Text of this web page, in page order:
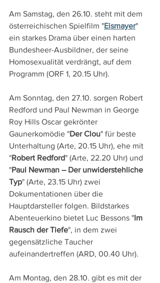
Am Samstag, den 26.10. steht mit dem
österreichischen Spielfilm "Eismayer"
ein starkes Drama über einen harten
Bundesheer-Ausbildner, der seine
Homosexualität verdrängt, auf dem
Programm (ORF 1, 20.15 Uhr).
Am Sonntag, den 27.10. sorgen Robert
Redford und Paul Newman in George
Roy Hills Oscar gekrönter
Gaunerkomödie "Der Clou" für beste
Unterhaltung (Arte, 20.15 Uhr), ehe mit
"Robert Redford" (Arte, 22.20 Uhr) und
"Paul Newman – Der unwiderstehliche
Typ" (Arte, 23.15 Uhr) zwei
Dokumentationen über die
Hauptdarsteller folgen. Bildstarkes
Abenteuerkino bietet Luc Bessons "Im
Rausch der Tiefe", in dem zwei
gegensätzliche Taucher
aufeinandertreffen (ARD, 00.40 Uhr).
Am Montag, den 28.10. gibt es mit der